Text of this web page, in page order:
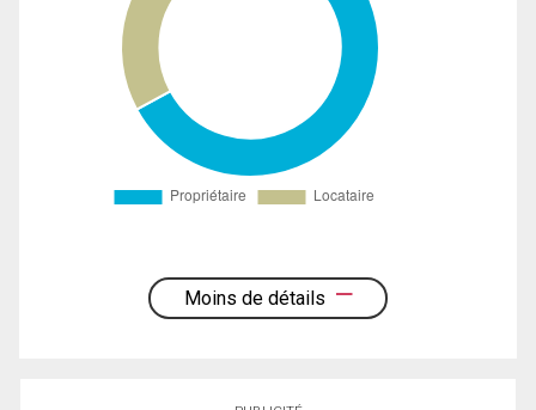
Moins de détails